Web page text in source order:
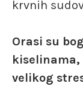
krvnih
Orasi su
kiselinama,
velikog